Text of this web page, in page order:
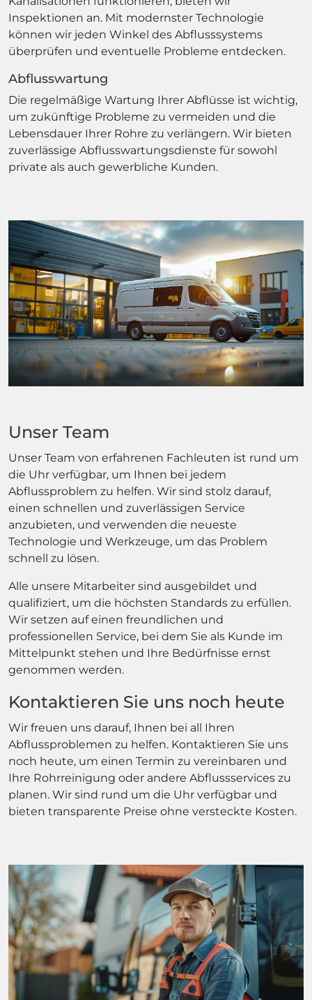
Inspektionen an. Mit modernster Technologie
können wir jeden Winkel des Abflusssystems
überprüfen und eventuelle Probleme entdecken.
Abflusswartung
Die regelmäßige Wartung Ihrer Abflüsse ist wichtig,
um zukünftige Probleme zu vermeiden und die
Lebensdauer Ihrer Rohre zu verlängern. Wir bieten
zuverlässige Abflusswartungsdienste für sowohl
private als auch gewerbliche Kunden.
Unser Team
Unser Team von erfahrenen Fachleuten ist rund um
die Uhr verfügbar, um Ihnen bei jedem
Abflussproblem zu helfen. Wir sind stolz darauf,
einen schnellen und zuverlässigen Service
anzubieten, und verwenden die neueste
Technologie und Werkzeuge, um das Problem
schnell zu lösen.
Alle unsere Mitarbeiter sind ausgebildet und
qualifiziert, um die höchsten Standards zu erfüllen.
Wir setzen auf einen freundlichen und
professionellen Service, bei dem Sie als Kunde im
Mittelpunkt stehen und Ihre Bedürfnisse ernst
genommen werden.
Kontaktieren Sie uns noch heute
Wir freuen uns darauf, Ihnen bei all Ihren
Abflussproblemen zu helfen. Kontaktieren Sie uns
noch heute, um einen Termin zu vereinbaren und
Ihre Rohrreinigung oder andere Abflussservices zu
planen. Wir sind rund um die Uhr verfügbar und
bieten transparente Preise ohne versteckte Kosten.